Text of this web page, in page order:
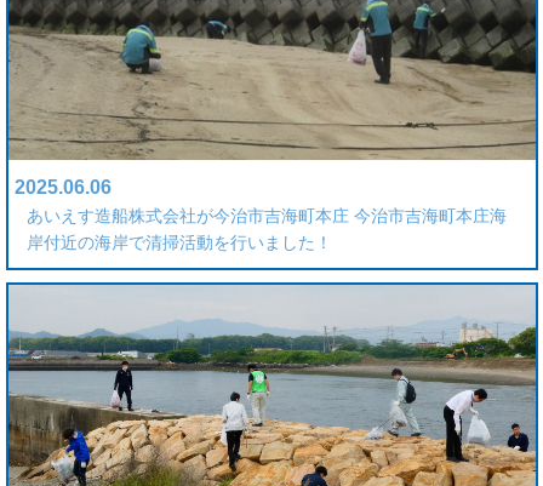
2025.06.06
あいえす造船株式会社が今治市吉海町本庄 今治市吉海町本庄海
岸付近の海岸で清掃活動を行いました！